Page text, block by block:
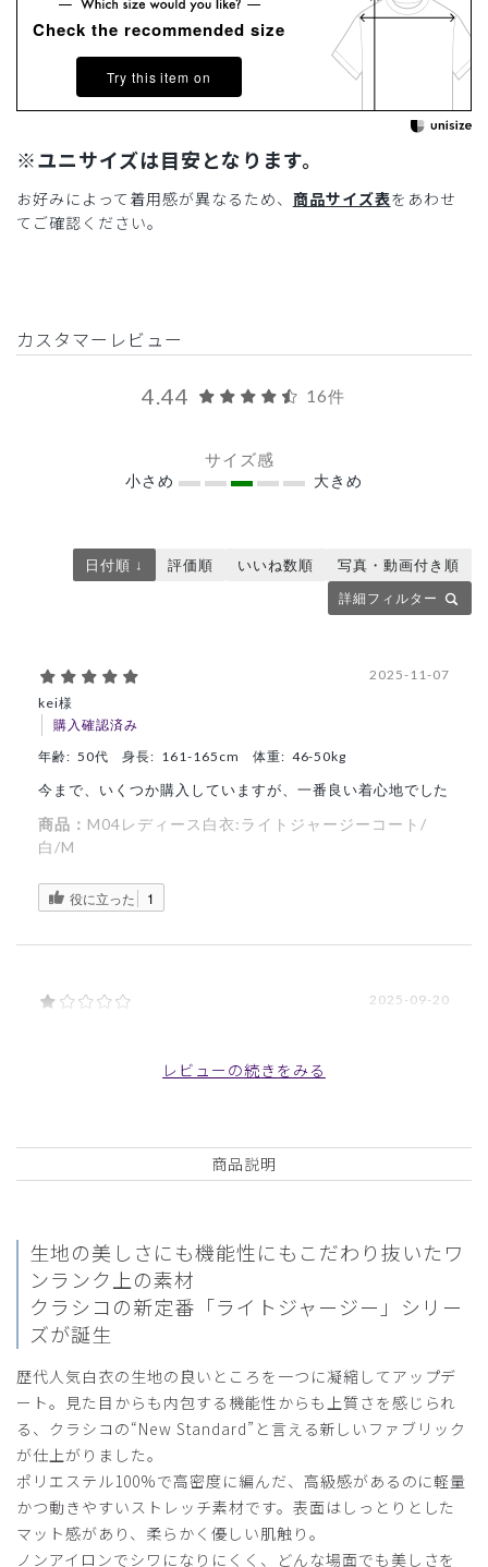
Check the recommended size
Try this item on
※ユニサイズは目安となります。
お好みによって着用感が異なるため、 商品サイズ表をあわせ
てご確認ください。
カスタマーレビュー
4.44 16件
サイズ感
小さめ 大きめ
詳細フィルター
日付順 ↓ 評価順 いいね数順 写真・動画付き順
kei様
購入確認済み
2025-11-07
年齢: 50代 身長: 161-165cm 体重: 46-50kg
今まで、いくつか購入していますが、一番良い着心地でした
商品： M04レディース白衣:ライトジャージーコート/
白/M
役に立った 1
2025-09-20
商品：M04レディース白衣:ライトジャージーコート/
購入確認済み
年齢:50代 身長:156-160cm 体重:46-50kg
とても着心地が良く、気に入っています。また、購入したい
と思います。
商品： M04レディース白衣:ライトジャージーコート/
白/M
レビューの続きをみる
商品説明
生地の美しさにも機能性にもこだわり抜いたワ
ンランク上の素材
クラシコの新定番「ライトジャージー」シリー
ズが誕生
歴代人気白衣の生地の良いところを一つに凝縮してアップデ
ート。見た目からも内包する機能性からも上質さを感じられ
る、クラシコの“New Standard”と言える新しいファブリック
が仕上がりました。
ポリエステル100%で高密度に編んだ、高級感があるのに軽量
かつ動きやすいストレッチ素材です。表面はしっとりとした
マット感があり、柔らかく優しい肌触り。
ノンアイロンでシワになりにくく、どんな場面でも美しさを